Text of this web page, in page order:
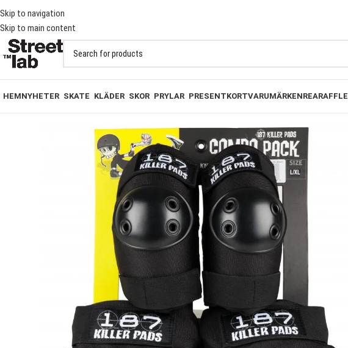
Skip to navigation
Skip to main content
BESTÄLLNINGAR ÖVER 1000KR
HEMNYHETER SKATE KLÄDER SKOR PRYLAR PRESENTKORTVARUMÄRKENREARAFFLE